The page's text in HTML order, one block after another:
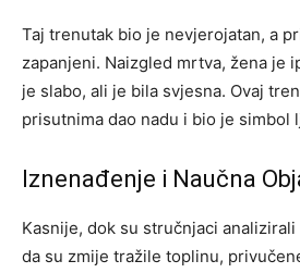
Taj trenutak bio je nevjerojatan, a
zapanjeni. Naizgled mrtva, žena je
je slabo, ali je bila svjesna. Ovaj
prisutnima dao nadu i bio je simbol
Iznenađenje i Naučna
Kasnije, dok su stručnjaci
da su zmije tražile toplinu,